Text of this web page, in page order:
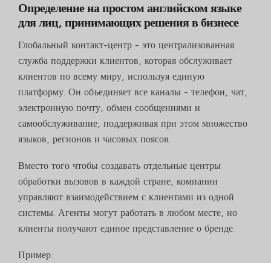
Определение на простом английском языке
для лиц, принимающих решения в бизнесе
Глобальный контакт-центр - это централизованная
служба поддержки клиентов, которая обслуживает
клиентов по всему миру, используя единую
платформу. Он объединяет все каналы - телефон, чат,
электронную почту, обмен сообщениями и
самообслуживание, поддерживая при этом множество
языков, регионов и часовых поясов.
Вместо того чтобы создавать отдельные центры
обработки вызовов в каждой стране, компании
управляют взаимодействием с клиентами из одной
системы. Агенты могут работать в любом месте, но
клиенты получают единое представление о бренде.
Пример: